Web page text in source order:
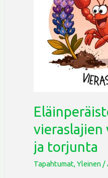
ja torjunta
Tapahtumat,Yleinen /